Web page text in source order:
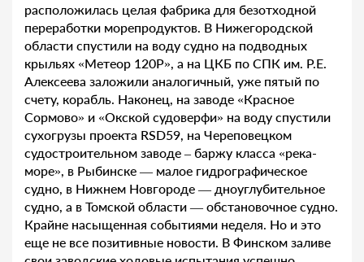
расположилась целая фабрика для безотходной
переработки морепродуктов. В Нижегородской
области спустили на воду судно на подводных
крыльях «Метеор 120Р», а на ЦКБ по СПК им. Р.Е.
Алексеева заложили аналогичный, уже пятый по
счету, корабль. Наконец, на заводе «Красное
Сормово» и «Окской судоверфи» на воду спустили
сухогрузы проекта RSD59, на Череповецком
судостроительном заводе – баржу класса «река-
море», в Рыбинске — малое гидрографическое
судно, в Нижнем Новгороде — дноуглубительное
судно, а в Томской области — обстановочное судно.
Крайне насыщенная событиями неделя. Но и это
еще не все позитивные новости. В Финском заливе